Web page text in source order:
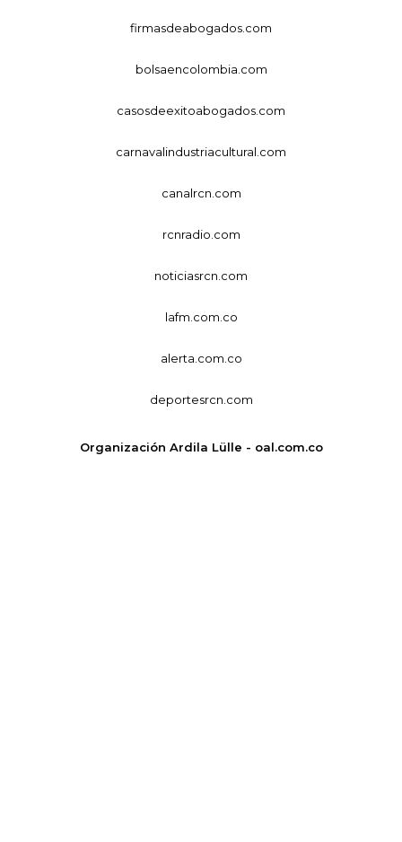
firmasdeabogados.com
bolsaencolombia.com
casosdeexitoabogados.com
carnavalindustriacultural.com
canalrcn.com
rcnradio.com
noticiasrcn.com
lafm.com.co
alerta.com.co
deportesrcn.com
Organización Ardila Lülle - oal.com.co